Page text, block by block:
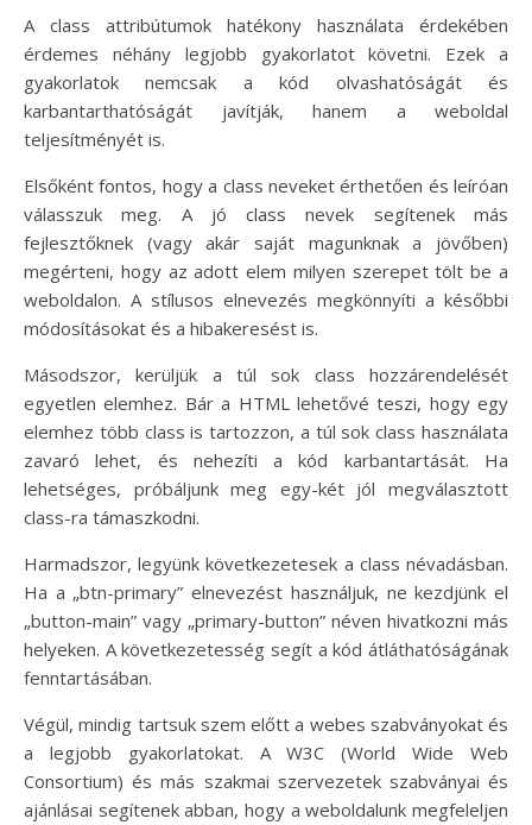
A class attribútumok hatékony használata érdekében
érdemes néhány legjobb gyakorlatot követni. Ezek a
gyakorlatok nemcsak a kód olvashatóságát és
karbantarthatóságát javítják, hanem a weboldal
teljesítményét is.
Elsőként fontos, hogy a class neveket érthetően és leíróan
válasszuk meg. A jó class nevek segítenek más
fejlesztőknek (vagy akár saját magunknak a jövőben)
megérteni, hogy az adott elem milyen szerepet tölt be a
weboldalon. A stílusos elnevezés megkönnyíti a későbbi
módosításokat és a hibakeresést is.
Másodszor, kerüljük a túl sok class hozzárendelését
egyetlen elemhez. Bár a HTML lehetővé teszi, hogy egy
elemhez több class is tartozzon, a túl sok class használata
zavaró lehet, és nehezíti a kód karbantartását. Ha
lehetséges, próbáljunk meg egy-két jól megválasztott
class-ra támaszkodni.
Harmadszor, legyünk következetesek a class névadásban.
Ha a „btn-primary” elnevezést használjuk, ne kezdjünk el
„button-main” vagy „primary-button” néven hivatkozni más
helyeken. A következetesség segít a kód átláthatóságának
fenntartásában.
Végül, mindig tartsuk szem előtt a webes szabványokat és
a legjobb gyakorlatokat. A W3C (World Wide Web
Consortium) és más szakmai szervezetek szabványai és
ajánlásai segítenek abban, hogy a weboldalunk megfeleljen